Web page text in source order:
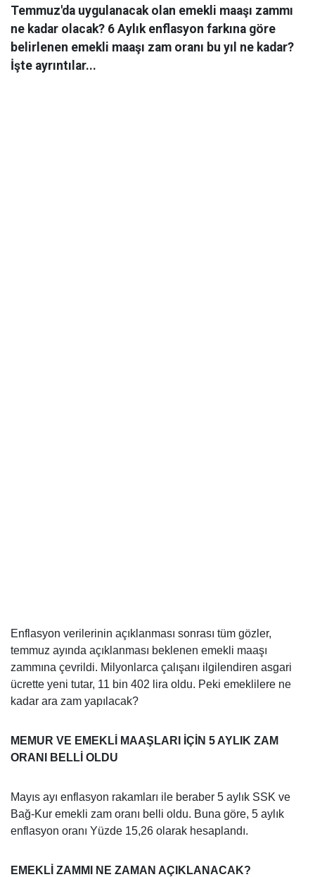
Temmuz'da uygulanacak olan emekli maaşı zammı
ne kadar olacak? 6 Aylık enflasyon farkına göre
belirlenen emekli maaşı zam oranı bu yıl ne kadar?
İşte ayrıntılar...
Enflasyon verilerinin açıklanması sonrası tüm gözler,
temmuz ayında açıklanması beklenen emekli maaşı
zammına çevrildi. Milyonlarca çalışanı ilgilendiren asgari
ücrette yeni tutar, 11 bin 402 lira oldu. Peki emeklilere ne
kadar ara zam yapılacak?
MEMUR VE EMEKLİ MAAŞLARI İÇİN 5 AYLIK ZAM
ORANI BELLİ OLDU
Mayıs ayı enflasyon rakamları ile beraber 5 aylık SSK ve
Bağ-Kur emekli zam oranı belli oldu. Buna göre, 5 aylık
enflasyon oranı Yüzde 15,26 olarak hesaplandı.
EMEKLİ ZAMMI NE ZAMAN AÇIKLANACAK?